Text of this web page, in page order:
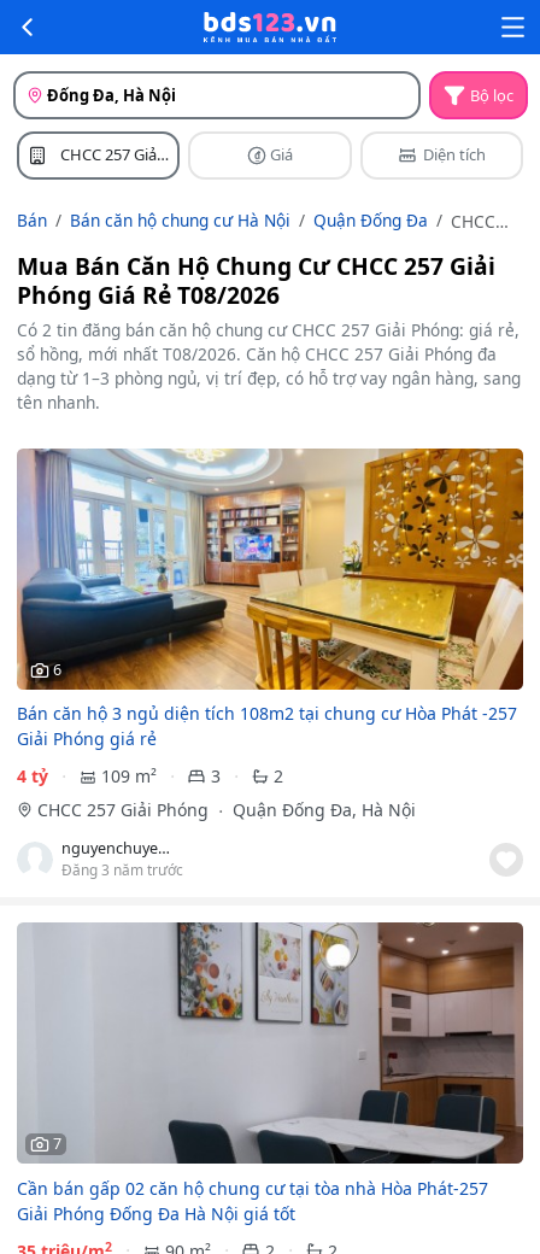
Đống Đa, Hà Nội Bộ lọc
CHCC 257 Giải
Phóng
Giá Diện tích
Bán Bán căn hộ chung cư Hà Nội Quận Đống Đa
CHCC
Phóng
Mua Bán Căn Hộ Chung Cư CHCC 257 Giải
Phóng Giá Rẻ T08/2026
Có 2 tin đăng bán căn hộ chung cư CHCC 257 Giải Phóng: giá rẻ,
sổ hồng, mới nhất T08/2026. Căn hộ CHCC 257 Giải Phóng đa
dạng từ 1–3 phòng ngủ, vị trí đẹp, có hỗ trợ vay ngân hàng, sang
tên nhanh.
6
Bán căn hộ 3 ngủ diện tích 108m2 tại chung cư Hòa Phát -257
Giải Phóng giá rẻ
4 tỷ
109 m² 3
2
CHCC 257 Giải Phóng
Quận Đống Đa, Hà Nội
nguyenchuyen68
Đăng 3 năm trước
7
Cần bán gấp 02 căn hộ chung cư tại tòa nhà Hòa Phát-257
Giải Phóng Đống Đa Hà Nội giá tốt
2